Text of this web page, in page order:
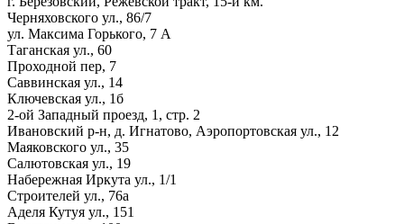
Черняховского ул., 86/7
ул. Максима Горького, 7 А
Таганская ул., 60
Проходной пер, 7
Саввинская ул., 14
Ключевская ул., 1б
2-ой Западный проезд, 1, стр. 2
Ивановский р-н, д. Игнатово, Аэропортовская ул., 12
Маяковского ул., 35
Салютовская ул., 19
Набережная Иркута ул., 1/1
Строителей ул., 76а
Аделя Кутуя ул., 151